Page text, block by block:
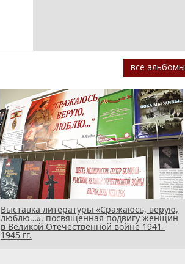
все альбомы
Выставка литературы «Сражаюсь, верую,
люблю…», посвященная подвигу женщин
в Великой Отечественной войне 1941-
1945 гг.